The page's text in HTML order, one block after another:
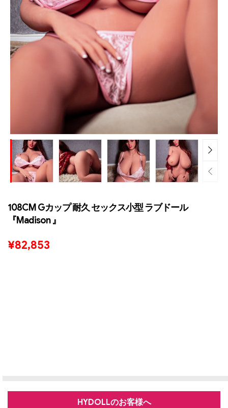
108CM Gカップ 耐久 セックス小型 ラブドール
『Madison 』
¥82,853
HYDOLLのお客様へ